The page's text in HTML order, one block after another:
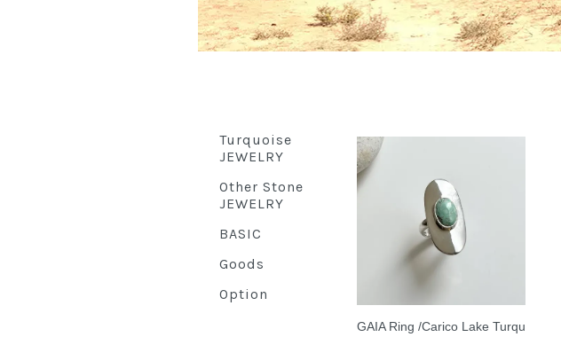
Turquoise
JEWELRY
Other Stone
JEWELRY
BASIC
Goods
Option
GAIA Ring /Carico Lake Turqu